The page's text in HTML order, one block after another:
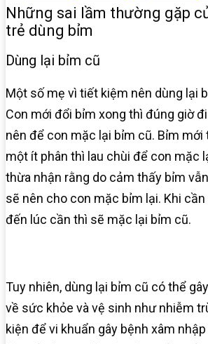
Những sai lầm thường gặp
trẻ dùng bỉm
Dùng lại bỉm cũ
Một số mẹ vì tiết kiệm nên dùng lại
Con mới đổi bỉm xong thì đúng giờ
nên để con mặc lại bỉm cũ. Bỉm mới
một ít phân thì lau chùi để con mặc
thừa nhận rằng do cảm thấy bỉm
sẽ nên cho con mặc bỉm lại. Khi
đến lúc cần thì sẽ mặc lại bỉm cũ.
Tuy nhiên, dùng lại bỉm cũ có thể
về sức khỏe và vệ sinh như nhiễm
kiện để vi khuẩn gây bệnh xâm